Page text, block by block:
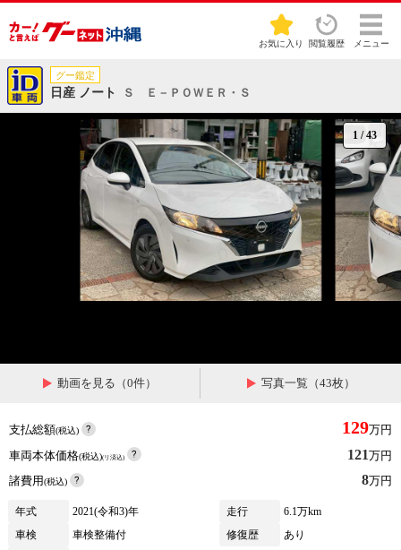
お気に入り 閲覧履歴 メニュー
グー鑑定
日産 ノート Ｓ Ｅ－ＰＯＷＥＲ・Ｓ
1 /43
動画を見る（0件） 写真一覧（43枚）
支払総額(税込) 129万円
車両本体価格(税込)(リ済込) 121万円
諸費用(税込) 8万円
年式 2021(令和3)年 走行
6.1万km
車検
車検整備付 修復歴
あり